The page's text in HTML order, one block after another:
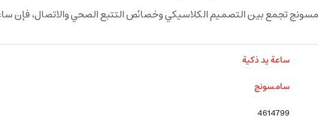
تجمع بين التصميم الكلاسيكي وخصائص التتبع الصحي والاتصال، فإن
ساعة يد ذكية
سامسونج
4614799